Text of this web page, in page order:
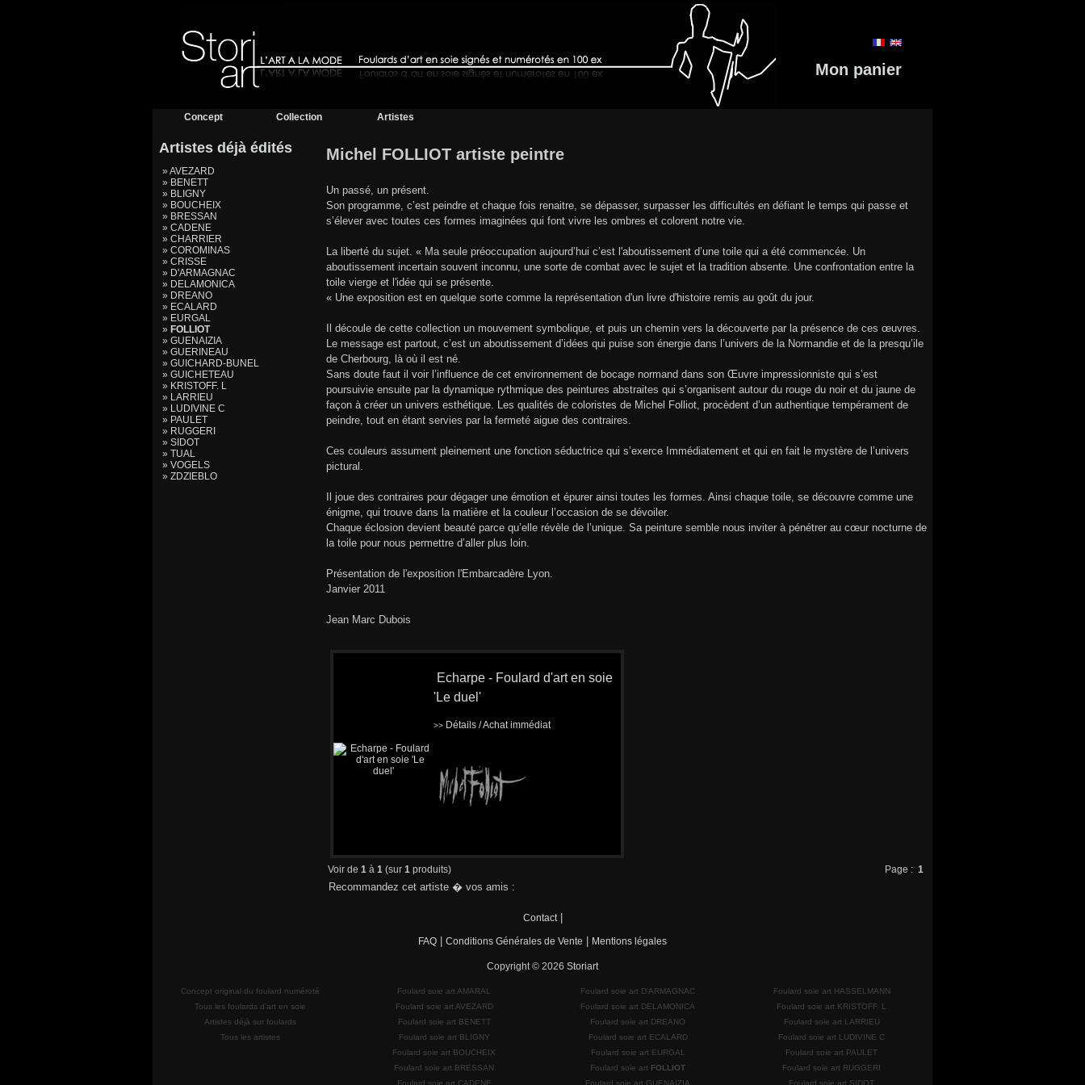
Mon panier
Concept Collection Artistes
Artistes déjà édités
» AVEZARD
» BENETT
» BLIGNY
» BOUCHEIX
» BRESSAN
» CADENE
» CHARRIER
» COROMINAS
» CRISSE
» D'ARMAGNAC
» DELAMONICA
» DREANO
» ECALARD
» EURGAL
» FOLLIOT
» GUENAIZIA
» GUERINEAU
» GUICHARD-BUNEL
» GUICHETEAU
» KRISTOFF. L
» LARRIEU
» LUDIVINE C
» PAULET
» RUGGERI
» SIDOT
» TUAL
» VOGELS
» ZDZIEBLO
Michel FOLLIOT artiste peintre
Un passé, un présent.
Son programme, c’est peindre et chaque fois renaitre, se dépasser, surpasser les difficultés en défiant le temps qui passe et
s’élever avec toutes ces formes imaginées qui font vivre les ombres et colorent notre vie.
La liberté du sujet. « Ma seule préoccupation aujourd’hui c’est l'aboutissement d’une toile qui a été commencée. Un
aboutissement incertain souvent inconnu, une sorte de combat avec le sujet et la tradition absente. Une confrontation entre la
toile vierge et l'idée qui se présente.
« Une exposition est en quelque sorte comme la représentation d'un livre d'histoire remis au goût du jour.
Il découle de cette collection un mouvement symbolique, et puis un chemin vers la découverte par la présence de ces œuvres.
Le message est partout, c’est un aboutissement d’idées qui puise son énergie dans l’univers de la Normandie et de la presqu’ile
de Cherbourg, là où il est né.
Sans doute faut il voir l’influence de cet environnement de bocage normand dans son Œuvre impressionniste qui s’est
poursuivie ensuite par la dynamique rythmique des peintures abstraites qui s’organisent autour du rouge du noir et du jaune de
façon à créer un univers esthétique. Les qualités de coloristes de Michel Folliot, procèdent d’un authentique tempérament de
peindre, tout en étant servies par la fermeté aigue des contraires.
Ces couleurs assument pleinement une fonction séductrice qui s’exerce Immédiatement et qui en fait le mystère de l’univers
pictural.
Il joue des contraires pour dégager une émotion et épurer ainsi toutes les formes. Ainsi chaque toile, se découvre comme une
énigme, qui trouve dans la matière et la couleur l’occasion de se dévoiler.
Chaque éclosion devient beauté parce qu’elle révèle de l’unique. Sa peinture semble nous inviter à pénétrer au cœur nocturne de
la toile pour nous permettre d’aller plus loin.
Présentation de l'exposition l'Embarcadère Lyon.
Janvier 2011
Jean Marc Dubois
Echarpe - Foulard d'art en soie
'Le duel'
>> Détails / Achat immédiat
Voir de 1 à 1 (sur 1 produits) Page : 1
Recommandez cet artiste � vos amis :
Contact|
FAQ Conditions Générales de Vente Mentions légales
Copyright © 2026 Storiart
Concept original du foulard numéroté
Tous les foulards d'art en soie
Artistes déjà sur foulards
Tous les artistes
Foulard soie art AMARAL
Foulard soie art AVEZARD
Foulard soie art BENETT
Foulard soie art BLIGNY
Foulard soie art BOUCHEIX
Foulard soie art BRESSAN
Foulard soie art CADENE
Foulard soie art D'ARMAGNAC
Foulard soie art DELAMONICA
Foulard soie art DREANO
Foulard soie art ECALARD
Foulard soie art EURGAL
Foulard soie art FOLLIOT
Foulard soie art GUENAIZIA
Foulard soie art HASSELMANN
Foulard soie art KRISTOFF. L
Foulard soie art LARRIEU
Foulard soie art LUDIVINE C
Foulard soie art PAULET
Foulard soie art RUGGERI
Foulard soie art SIDOT